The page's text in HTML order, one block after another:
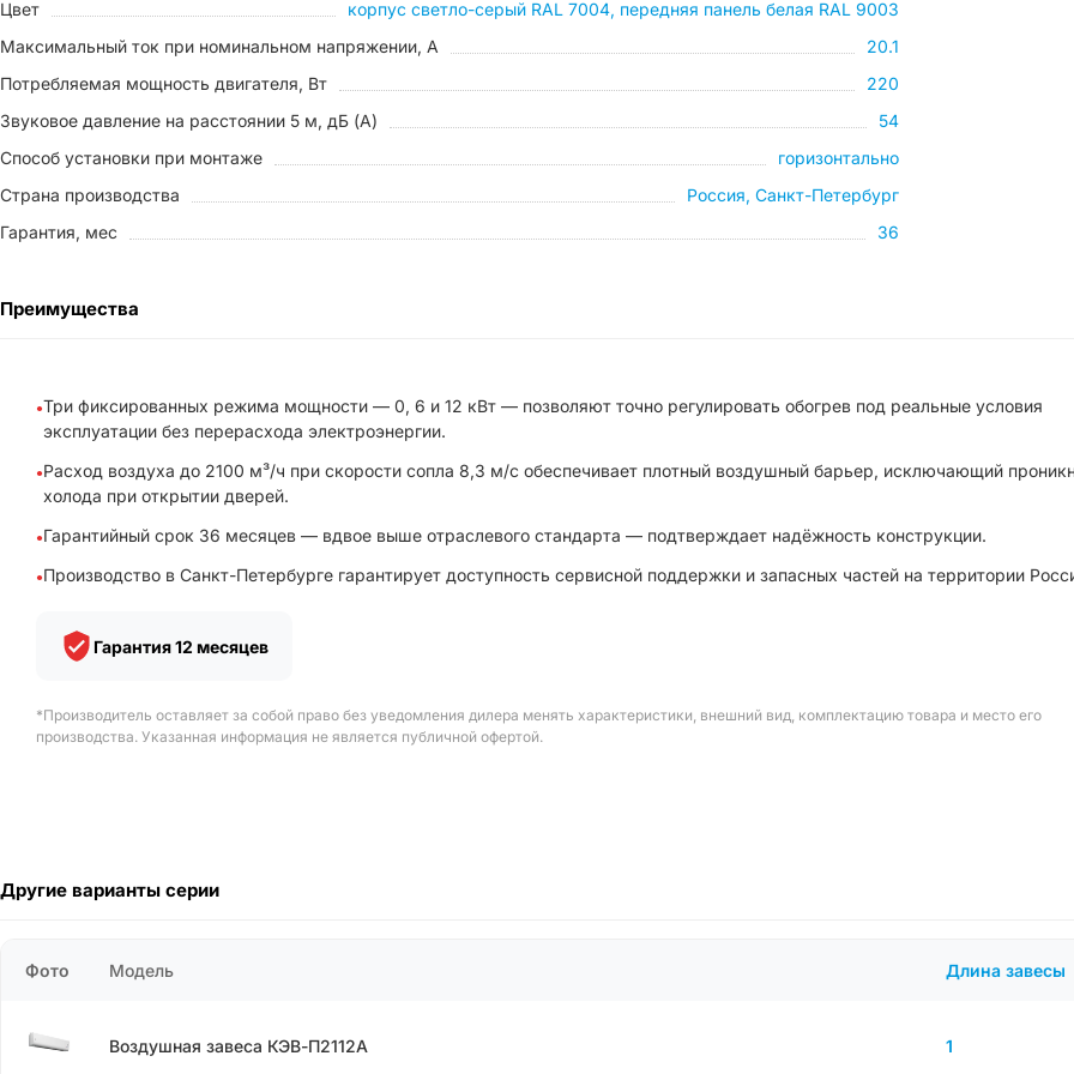
Цвет
корпус светло-серый RAL 7004, передняя панель белая RAL 9003
Максимальный ток при номинальном напряжении, A
20.1
Потребляемая мощность двигателя, Вт
220
Звуковое давление на расстоянии 5 м, дБ (A)
54
Способ установки при монтаже
горизонтально
Страна производства
Россия, Санкт-Петербург
Гарантия, мес
36
Преимущества
Три фиксированных режима мощности — 0, 6 и 12 кВт — позволяют точно регулировать обогрев под реальные условия
эксплуатации без перерасхода электроэнергии.
Расход воздуха до 2100 м³/ч при скорости сопла 8,3 м/с обеспечивает плотный воздушный барьер, исключающий
холода при открытии дверей.
Гарантийный срок 36 месяцев — вдвое выше отраслевого стандарта — подтверждает надёжность конструкции.
Производство в Санкт-Петербурге гарантирует доступность сервисной поддержки и запасных частей на территории
Гарантия 12 месяцев
*Производитель оставляет за собой право без уведомления дилера менять характеристики, внешний вид, комплектацию товара и место его
производства. Указанная информация не является публичной офертой.
Другие варианты серии
Фото Модель Длина завесы
Воздушная завеса КЭВ-П2112А 1